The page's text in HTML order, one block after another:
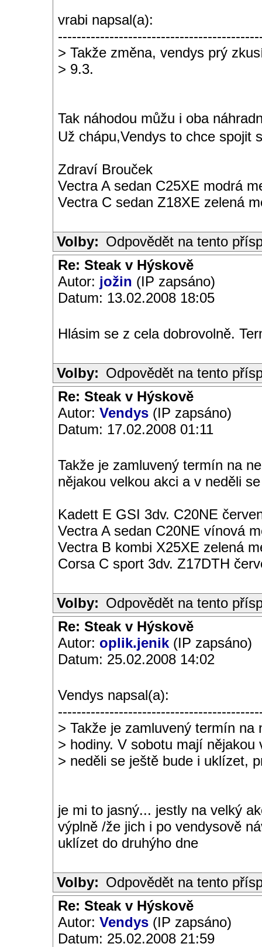
vrabi napsal(a):
> Takže změna, vendys prý
> 9.3.
Tak náhodou můžu i oba
Už chápu,Vendys to chce spojit
Zdraví Brouček
Vectra A sedan C25XE modrá
Vectra C sedan Z18XE zelená
Volby: Odpovědět na tento
Re: Steak v Hýskově
Autor: jožin (IP zapsáno)
Datum: 13.02.2008 18:05
Hlásim se z cela dobrovolně.
Volby: Odpovědět na tento
Re: Steak v Hýskově
Autor: Vendys (IP zapsáno)
Datum: 17.02.2008 01:11
Takže je zamluvený termín na
nějakou velkou akci a v neděli
Kadett E GSI 3dv. C20NE
Vectra A sedan C20NE vínová
Vectra B kombi X25XE zelená
Corsa C sport 3dv. Z17DTH
Volby: Odpovědět na tento
Re: Steak v Hýskově
Autor: oplik.jenik (IP zapsáno)
Datum: 25.02.2008 14:02
Vendys napsal(a):
> Takže je zamluvený termín na
> hodiny. V sobotu mají nějakou
> neděli se ještě bude i uklízet,
je mi to jasný... jestly na velký
výplně /že jich i po vendysově
uklízet do druhýho dne
Volby: Odpovědět na tento
Re: Steak v Hýskově
Autor: Vendys (IP zapsáno)
Datum: 25.02.2008 21:59